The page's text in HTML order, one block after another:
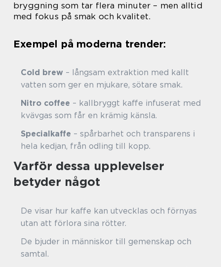
bryggning som tar flera minuter – men alltid
med fokus på smak och kvalitet.
Exempel på moderna trender:
Cold brew – långsam extraktion med kallt
vatten som ger en mjukare, sötare smak.
Nitro coffee – kallbryggt kaffe infuserat med
kvävgas som får en krämig känsla.
Specialkaffe – spårbarhet och transparens i
hela kedjan, från odling till kopp.
Varför dessa upplevelser
betyder något
De visar hur kaffe kan utvecklas och förnyas
utan att förlora sina rötter.
De bjuder in människor till gemenskap och
samtal.